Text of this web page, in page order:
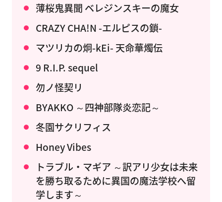
薄桜鬼異聞 ベレジンスキーの魔女
CRAZY CHA!N -エルピスの鎖-
マツリカの炯-kEi- 天命華燭伝
9 R.I.P. sequel
勿ノ怪契リ
BYAKKO ～四神部隊炎恋記～
冬園サクリフィス
Honey Vibes
トラブル・マギア ～訳アリ少女は未来
を勝ち取るために異国の魔法学校へ留
学します～